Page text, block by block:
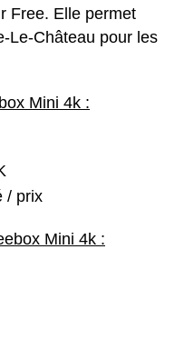
Free. Elle permet
Le-Château pour les
Mini 4k :
/ prix
Mini 4k :